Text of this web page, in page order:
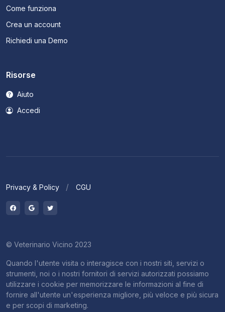
Come funziona
Crea un account
Richiedi una Demo
Risorse
Aiuto
Accedi
Privacy & Policy CGU
© Veterinario Vicino 2023
Quando l'utente visita o interagisce con i nostri siti, servizi o
strumenti, noi o i nostri fornitori di servizi autorizzati possiamo
utilizzare i cookie per memorizzare le informazioni al fine di
fornire all'utente un'esperienza migliore, più veloce e più sicura
e per scopi di marketing.